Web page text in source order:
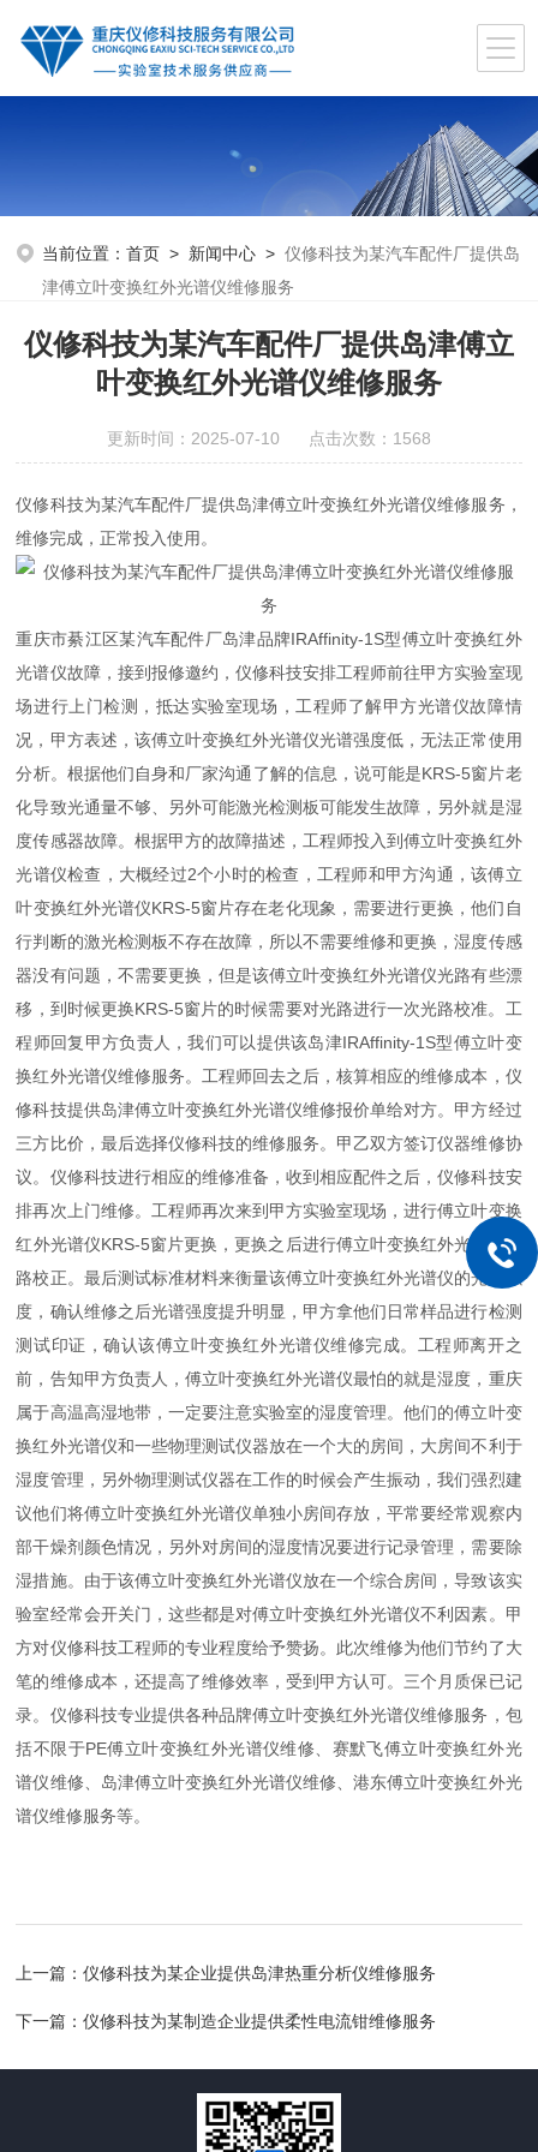
当前位置：首页 > 新闻中心 >仪修科技为某汽车配件厂提供岛
津傅立叶变换红外光谱仪维修服务
仪修科技为某汽车配件厂提供岛津傅立
叶变换红外光谱仪维修服务
更新时间：2025-07-10 点击次数：1568
仪修科技为某汽车配件厂提供岛津傅立叶变换红外光谱仪维修服务，
维修完成，正常投入使用。
重庆市綦江区某汽车配件厂岛津品牌IRAffinity-1S型傅立叶变换红外
光谱仪故障，接到报修邀约，仪修科技安排工程师前往甲方实验室现
场进行上门检测，抵达实验室现场，工程师了解甲方光谱仪故障情
况，甲方表述，该傅立叶变换红外光谱仪光谱强度低，无法正常使用
分析。根据他们自身和厂家沟通了解的信息，说可能是KRS-5窗片老
化导致光通量不够、另外可能激光检测板可能发生故障，另外就是湿
度传感器故障。根据甲方的故障描述，工程师投入到傅立叶变换红外
光谱仪检查，大概经过2个小时的检查，工程师和甲方沟通，该傅立
叶变换红外光谱仪KRS-5窗片存在老化现象，需要进行更换，他们自
行判断的激光检测板不存在故障，所以不需要维修和更换，湿度传感
器没有问题，不需要更换，但是该傅立叶变换红外光谱仪光路有些漂
移，到时候更换KRS-5窗片的时候需要对光路进行一次光路校准。工
程师回复甲方负责人，我们可以提供该岛津IRAffinity-1S型傅立叶变
换红外光谱仪维修服务。工程师回去之后，核算相应的维修成本，仪
修科技提供岛津傅立叶变换红外光谱仪维修报价单给对方。甲方经过
三方比价，最后选择仪修科技的维修服务。甲乙双方签订仪器维修协
议。仪修科技进行相应的维修准备，收到相应配件之后，仪修科技安
排再次上门维修。工程师再次来到甲方实验室现场，进行傅立叶变换
红外光谱仪KRS-5窗片更换，更换之后进行傅立叶变换红外光谱仪光
路校正。最后测试标准材料来衡量该傅立叶变换红外光谱仪的光谱强
度，确认维修之后光谱强度提升明显，甲方拿他们日常样品进行检测
测试印证，确认该傅立叶变换红外光谱仪维修完成。工程师离开之
前，告知甲方负责人，傅立叶变换红外光谱仪最怕的就是湿度，重庆
属于高温高湿地带，一定要注意实验室的湿度管理。他们的傅立叶变
换红外光谱仪和一些物理测试仪器放在一个大的房间，大房间不利于
湿度管理，另外物理测试仪器在工作的时候会产生振动，我们强烈建
议他们将傅立叶变换红外光谱仪单独小房间存放，平常要经常观察内
部干燥剂颜色情况，另外对房间的湿度情况要进行记录管理，需要除
湿措施。由于该傅立叶变换红外光谱仪放在一个综合房间，导致该实
验室经常会开关门，这些都是对傅立叶变换红外光谱仪不利因素。甲
方对仪修科技工程师的专业程度给予赞扬。此次维修为他们节约了大
笔的维修成本，还提高了维修效率，受到甲方认可。三个月质保已记
录。仪修科技专业提供各种品牌傅立叶变换红外光谱仪维修服务，包
括不限于PE傅立叶变换红外光谱仪维修、赛默飞傅立叶变换红外光
谱仪维修、岛津傅立叶变换红外光谱仪维修、港东傅立叶变换红外光
谱仪维修服务等。
上一篇：仪修科技为某企业提供岛津热重分析仪维修服务
下一篇：仪修科技为某制造企业提供柔性电流钳维修服务